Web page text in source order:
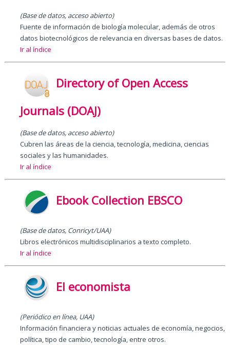
(Base de datos, acceso abierto)
Fuente de información de biología molecular, además de otros
datos biotecnológicos de relevancia en diversas bases de datos.
Ir al índice
Directory of Open Access
Journals (DOAJ)
(Base de datos, acceso abierto)
Cubren las áreas de la ciencia, tecnología, medicina, ciencias
sociales y las humanidades.
Ir al índice
Ebook Collection EBSCO
(Base de datos, Conricyt/UAA)
Libros electrónicos multidisciplinarios a texto completo.
Ir al índice
El economista
(Periódico en línea, UAA)
Información financiera y noticias actuales de economía, negocios,
política, tipo de cambio, tecnología, entre otros.